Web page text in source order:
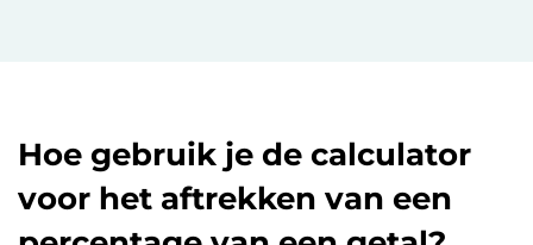
Hoe gebruik je de calculator
voor het aftrekken van een